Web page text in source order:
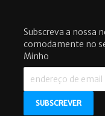
Subscreva a nossa
comodamente no
Minho